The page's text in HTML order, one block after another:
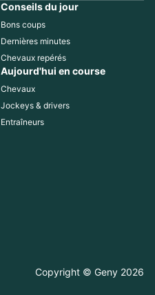
Conseils du jour
Bons coups
Dernières minutes
Chevaux repérés
Aujourd'hui en course
Chevaux
Jockeys & drivers
Entraîneurs
Copyright © Geny 2026